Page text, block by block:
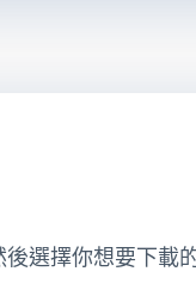
選擇你想要下載